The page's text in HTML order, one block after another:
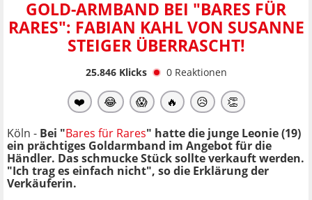
GOLD-ARMBAND BEI "BARES FÜR
RARES": FABIAN KAHL VON SUSANNE
STEIGER ÜBERRASCHT!
25.846Klicks 0 Reaktionen
❤️ 😂 😱 🔥 😥 👏
Köln - Bei "Bares für Rares" hatte die junge Leonie (19)
ein prächtiges Goldarmband im Angebot für die
Händler. Das schmucke Stück sollte verkauft werden.
"Ich trag es einfach nicht", so die Erklärung der
Verkäuferin.